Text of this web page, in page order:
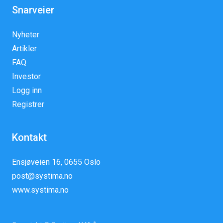
Snarveier
Nyheter
Artikler
FAQ
Investor
Logg inn
Registrer
Kontakt
Ensjøveien 16, 0655 Oslo
post@systima.no
www.systima.no